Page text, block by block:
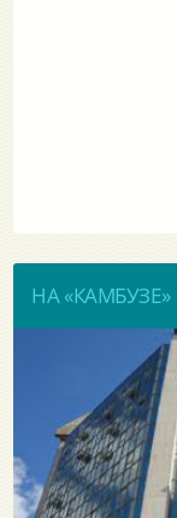
НА «КАМБУЗЕ»